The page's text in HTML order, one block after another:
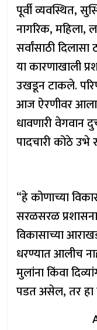
पूर्वी व्यवस्थित,
नागरिक, महिला,
सर्वांसाठी
या कारणाखाली
उखडून टाकले.
आज ऐरणीवर आला
धावणारी वेगवान
पादचारी कोठे उभे
“हे कोणाच्या
सरळसरळ
विकासाच्या
धरण्यात आलीच
मुलांना किंवा
पडत असेल, तर हा